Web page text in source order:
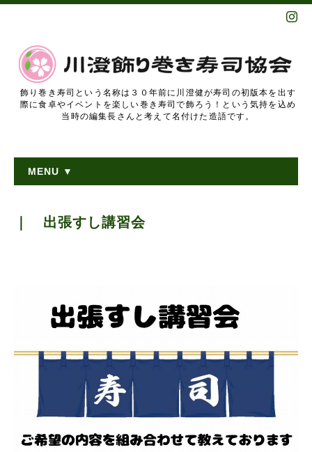
飾り巻き寿司という名称は３０年前に川澄健が寿司の初版本を出す
際に食卓やイベントを楽しい巻き寿司で飾ろう！という気持を込め
当時の編集長さんと考えて名付けた造語です。
MENU ▼
｜ 出張すし講習会